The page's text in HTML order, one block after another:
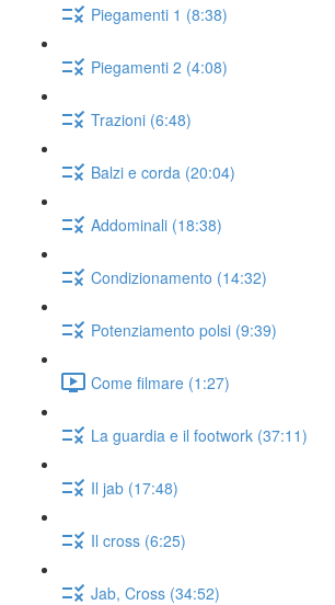
Piegamenti 1 (8:38)
Piegamenti 2 (4:08)
Trazioni (6:48)
Balzi e corda (20:04)
Addominali (18:38)
Condizionamento (14:32)
Potenziamento polsi (9:39)
Come filmare (1:27)
La guardia e il footwork (37:11)
Il jab (17:48)
Il cross (6:25)
Jab, Cross (34:52)